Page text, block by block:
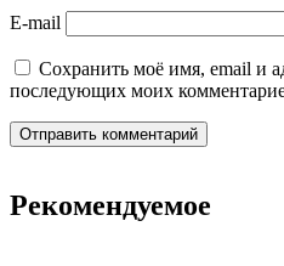
E-mail
Сохранить моё имя, email и
последующих моих
Рекомендуемое